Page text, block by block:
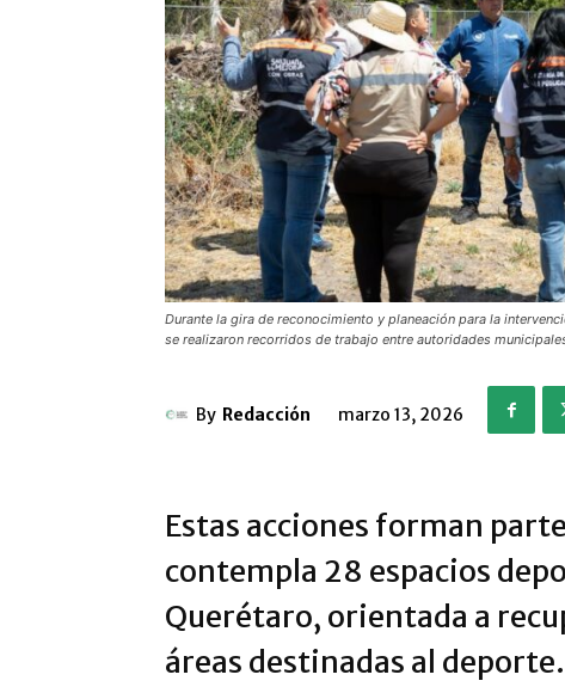
Durante la gira de reconocimiento y planeación para la
se realizaron recorridos de trabajo entre autoridades
By Redacción marzo 13, 2026
Estas acciones forman
contempla 28 espacios
Querétaro, orientada a
áreas destinadas al deporte.